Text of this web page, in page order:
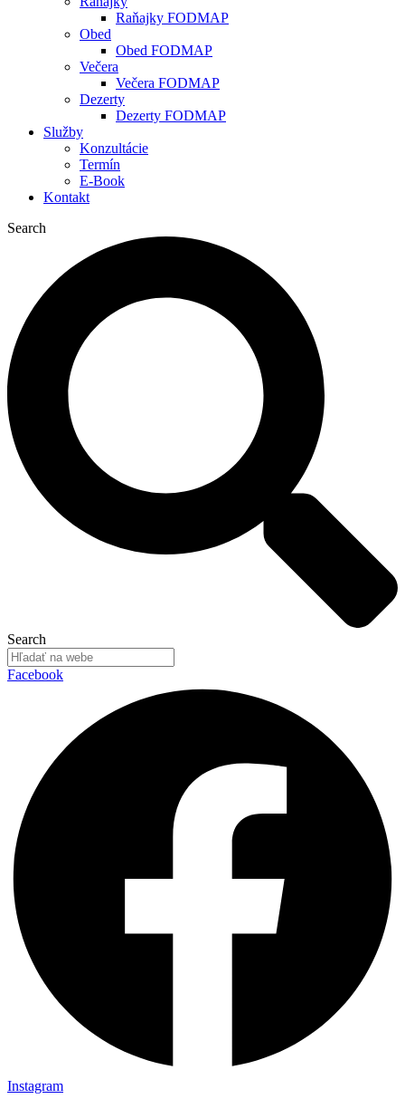
Raňajky FODMAP
Obed
Obed FODMAP
Večera
Večera FODMAP
Dezerty
Dezerty FODMAP
Služby
Konzultácie
Termín
E-Book
Kontakt
Search
Search
Facebook
Instagram